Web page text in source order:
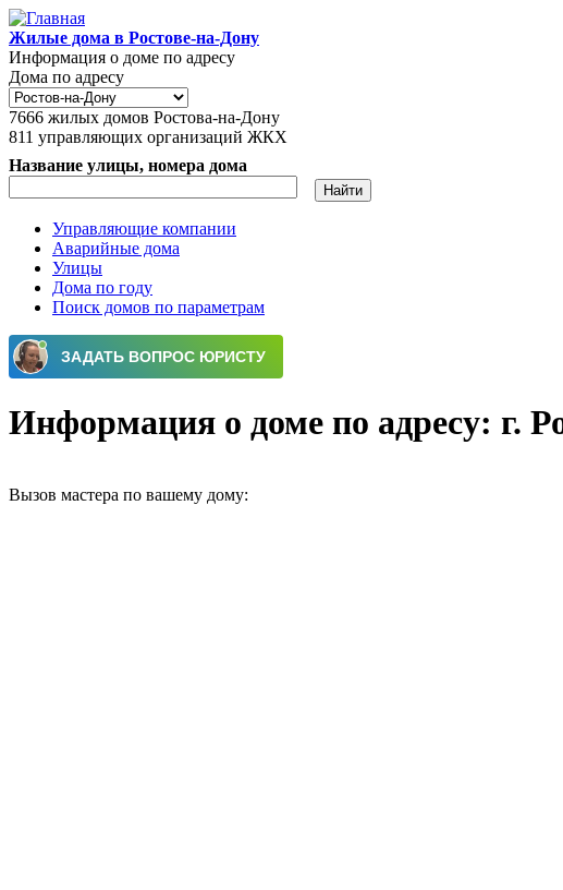
Перейти к основному содержанию
Жилые дома в Ростове-на-Дону
Информация о доме по адресу
Дома по адресу
7666 жилых домов Ростова-на-Дону
811 управляющих организаций ЖКХ
Название улицы, номера дома
Главное меню
Управляющие компании
Аварийные дома
Улицы
Дома по году
Поиск домов по параметрам
Информация о доме по адресу: г.
Вызов мастера по вашему дому: